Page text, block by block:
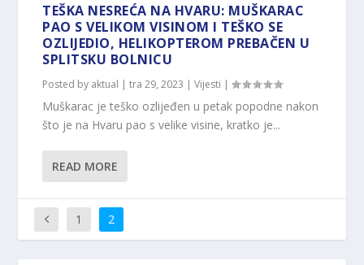
TEŠKA NESREĆA NA HVARU: MUŠKARAC
PAO S VELIKOM VISINOM I TEŠKO SE
OZLIJEDIO, HELIKOPTEROM PREBAČEN U
SPLITSKU BOLNICU
Posted by aktual |tra 29, 2023 |Vijesti |
Muškarac je teško ozlijeđen u petak popodne nakon
što je na Hvaru pao s velike visine, kratko je...
READ MORE
1 2